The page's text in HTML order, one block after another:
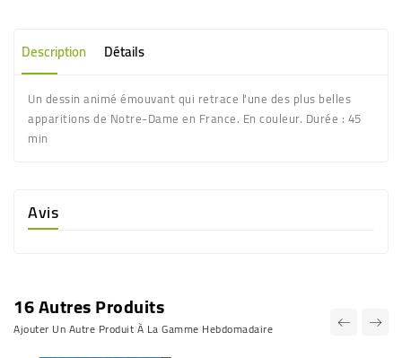
Description Détails
Un dessin animé émouvant qui retrace l'une des plus belles
apparitions de Notre-Dame en France. En couleur. Durée : 45
min
Avis
16 Autres Produits
Ajouter Un Autre Produit À La Gamme Hebdomadaire